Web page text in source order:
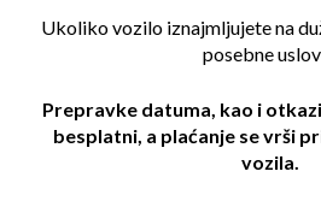
Ukoliko vozilo iznajmljujete na
posebne
Prepravke datuma, kao i
besplatni, a plaćanje se vrši
vozila.